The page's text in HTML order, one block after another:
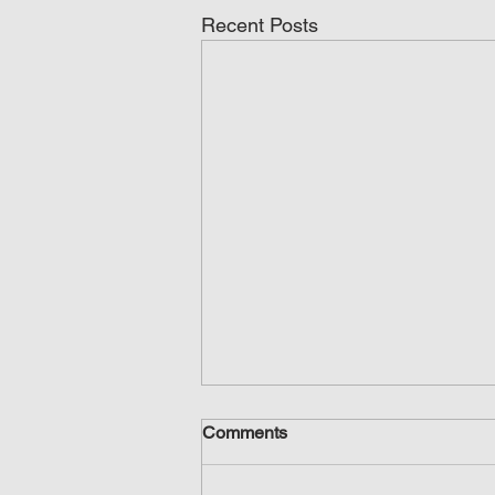
Recent Posts
Comments